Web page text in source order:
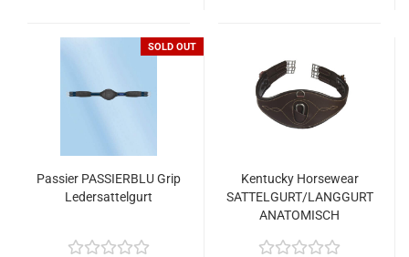
SOLD OUT
Passier PASSIERBLU Grip
Ledersattelgurt
Kentucky Horsewear
SATTELGURT/LANGGURT
ANATOMISCH